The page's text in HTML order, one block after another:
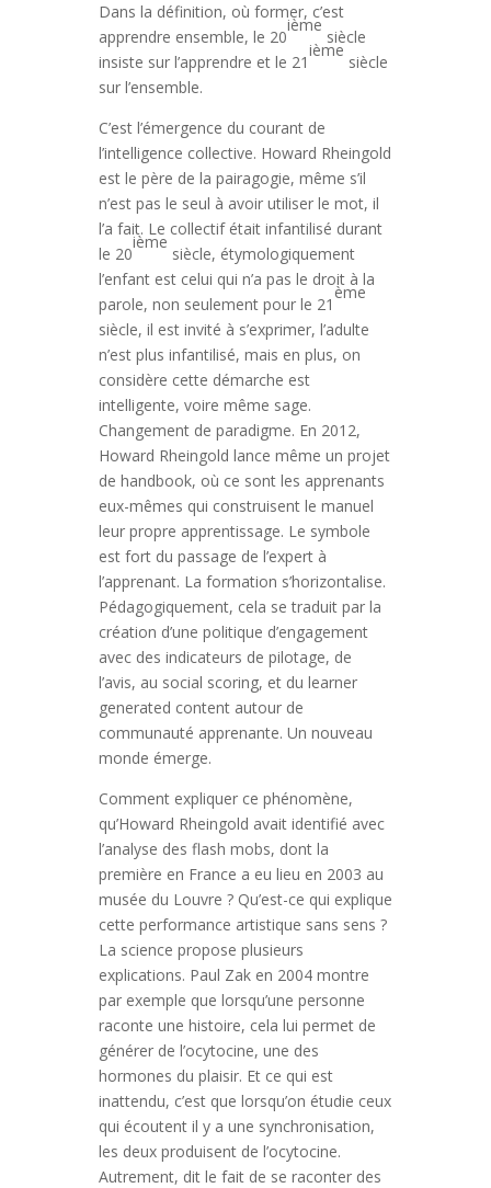
Dans la définition, où former, c’est
apprendre ensemble, le 20
ième
siècle
insiste sur l’apprendre et le 21
ième
siècle
sur l’ensemble.
C’est l’émergence du courant de
l’intelligence collective. Howard Rheingold
est le père de la pairagogie, même s’il
n’est pas le seul à avoir utiliser le mot, il
l’a fait. Le collectif était infantilisé durant
le 20
ième
siècle, étymologiquement
l’enfant est celui qui n’a pas le droit à la
parole, non seulement pour le 21
ème
siècle, il est invité à s’exprimer, l’adulte
n’est plus infantilisé, mais en plus, on
considère cette démarche est
intelligente, voire même sage.
Changement de paradigme. En 2012,
Howard Rheingold lance même un projet
de handbook, où ce sont les apprenants
eux-mêmes qui construisent le manuel
leur propre apprentissage. Le symbole
est fort du passage de l’expert à
l’apprenant. La formation s’horizontalise.
Pédagogiquement, cela se traduit par la
création d’une politique d’engagement
avec des indicateurs de pilotage, de
l’avis, au social scoring, et du learner
generated content autour de
communauté apprenante. Un nouveau
monde émerge.
Comment expliquer ce phénomène,
qu’Howard Rheingold avait identifié avec
l’analyse des flash mobs, dont la
première en France a eu lieu en 2003 au
musée du Louvre ? Qu’est-ce qui explique
cette performance artistique sans sens ?
La science propose plusieurs
explications. Paul Zak en 2004 montre
par exemple que lorsqu’une personne
raconte une histoire, cela lui permet de
générer de l’ocytocine, une des
hormones du plaisir. Et ce qui est
inattendu, c’est que lorsqu’on étudie ceux
qui écoutent il y a une synchronisation,
les deux produisent de l’ocytocine.
Autrement, dit le fait de se raconter des